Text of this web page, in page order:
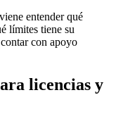
entender qué
límites tiene su
con apoyo
licencias y